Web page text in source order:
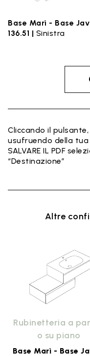
Base Marì - Base
136.51 | Sinistra
Cliccando il
usufruendo della
SALVARE IL PDF
“Destinazione”
Altre
Rubinetteria a
o su piano
Base Marì - Base